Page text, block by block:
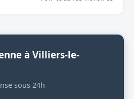
à Villiers-le-
sous 24h